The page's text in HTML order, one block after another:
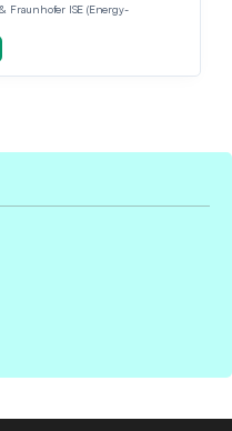
Fraunhofer ISE (Energy-